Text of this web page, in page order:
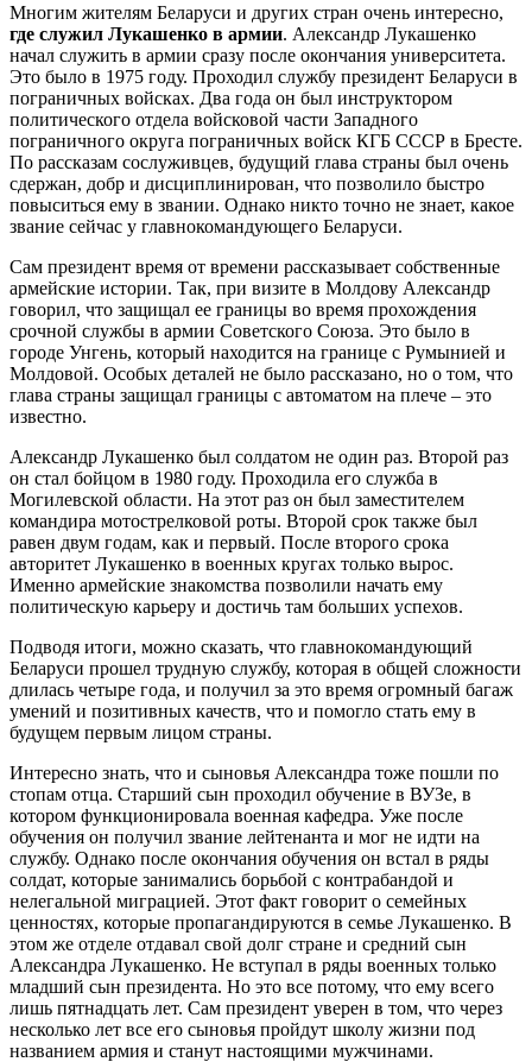
Многим жителям Беларуси и других стран очень интересно,
где служил Лукашенко в армии. Александр Лукашенко
начал служить в армии сразу после окончания университета.
Это было в 1975 году. Проходил службу президент Беларуси в
пограничных войсках. Два года он был инструктором
политического отдела войсковой части Западного
пограничного округа пограничных войск КГБ СССР в Бресте.
По рассказам сослуживцев, будущий глава страны был очень
сдержан, добр и дисциплинирован, что позволило быстро
повыситься ему в звании. Однако никто точно не знает, какое
звание сейчас у главнокомандующего Беларуси.
Сам президент время от времени рассказывает собственные
армейские истории. Так, при визите в Молдову Александр
говорил, что защищал ее границы во время прохождения
срочной службы в армии Советского Союза. Это было в
городе Унгень, который находится на границе с Румынией и
Молдовой. Особых деталей не было рассказано, но о том, что
глава страны защищал границы с автоматом на плече – это
известно.
Александр Лукашенко был солдатом не один раз. Второй раз
он стал бойцом в 1980 году. Проходила его служба в
Могилевской области. На этот раз он был заместителем
командира мотострелковой роты. Второй срок также был
равен двум годам, как и первый. После второго срока
авторитет Лукашенко в военных кругах только вырос.
Именно армейские знакомства позволили начать ему
политическую карьеру и достичь там больших успехов.
Подводя итоги, можно сказать, что главнокомандующий
Беларуси прошел трудную службу, которая в общей сложности
длилась четыре года, и получил за это время огромный багаж
умений и позитивных качеств, что и помогло стать ему в
будущем первым лицом страны.
Интересно знать, что и сыновья Александра тоже пошли по
стопам отца. Старший сын проходил обучение в ВУЗе, в
котором функционировала военная кафедра. Уже после
обучения он получил звание лейтенанта и мог не идти на
службу. Однако после окончания обучения он встал в ряды
солдат, которые занимались борьбой с контрабандой и
нелегальной миграцией. Этот факт говорит о семейных
ценностях, которые пропагандируются в семье Лукашенко. В
этом же отделе отдавал свой долг стране и средний сын
Александра Лукашенко. Не вступал в ряды военных только
младший сын президента. Но это все потому, что ему всего
лишь пятнадцать лет. Сам президент уверен в том, что через
несколько лет все его сыновья пройдут школу жизни под
названием армия и станут настоящими мужчинами.